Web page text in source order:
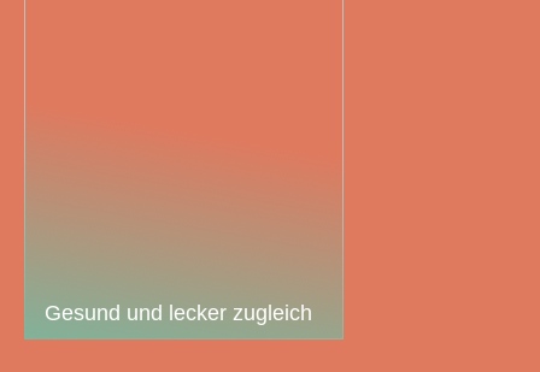
Gesund und lecker zugleich